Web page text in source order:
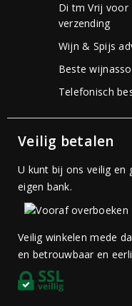
Di tm Vrij voor
verzending
Wijn & Spijs
Beste
Telefonisch
Veilig betalen
U kunt bij ons veilig en
eigen bank.
Veilig winkelen mede
en betrouwbaar en